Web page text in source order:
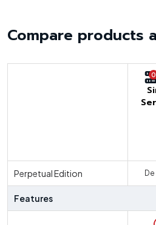
Compare products
0
Perpetual Edition
Features